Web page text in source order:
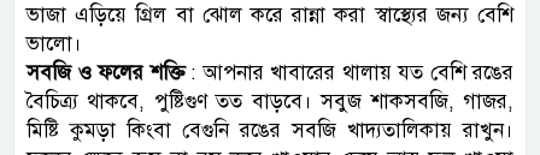
ভাজা এড়িয়ে গ্রিল বা ঝোল করে রান্না করা স্বাস্থ্যের জন্য বেশি
ভালো।
সবজি ও ফলের শক্তি: আপনার খাবারের থালায় যত বেশি রঙের
বৈচিত্র্য থাকবে, পুষ্টিগুণ তত বাড়বে। সবুজ শাকসবজি, গাজর,
মিষ্টি কুমড়া কিংবা বেগুনি রঙের সবজি খাদ্যতালিকায় রাখুন।